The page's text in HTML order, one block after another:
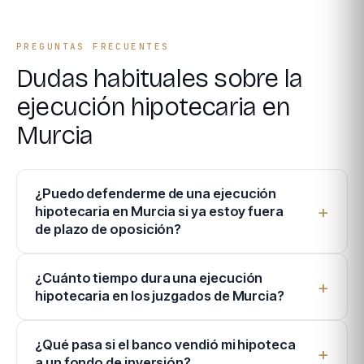
PREGUNTAS FRECUENTES
Dudas habituales sobre la
ejecución hipotecaria en
Murcia
¿Puedo defenderme de una ejecución
hipotecaria en Murcia si ya estoy fuera
de plazo de oposición?
¿Cuánto tiempo dura una ejecución
hipotecaria en los juzgados de Murcia?
¿Qué pasa si el banco vendió mi hipoteca